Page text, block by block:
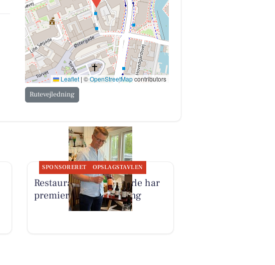
Leaflet | ©OpenStreetMapcontributors
Rutevejledning
SPONSORERET OPSLAGSTAVLEN
Restaurant Kystens Perle har
premiere på ølsmagning